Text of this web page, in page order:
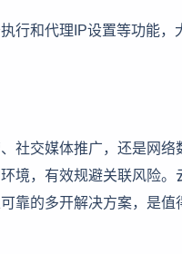
行和代理IP设置等功能，
社交媒体推广，还是网
境，有效规避关联风险
靠的多开解决方案，是